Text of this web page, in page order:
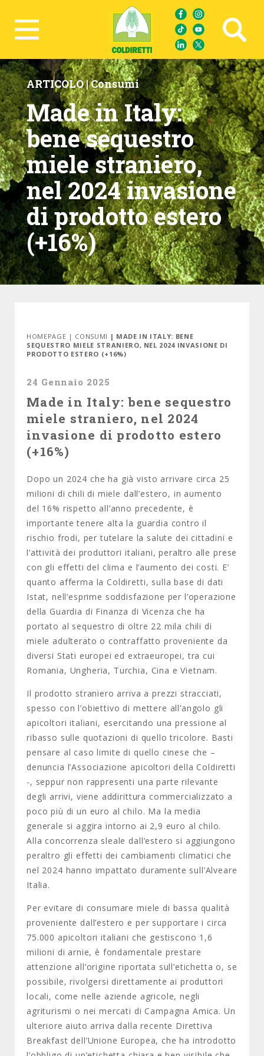
Ricerca avanzata
ARTICOLO |Consumi
Made in Italy:
bene sequestro
miele straniero,
nel 2024 invasione
di prodotto estero
(+16%)
HOMEPAGE | CONSUMI | MADE IN ITALY: BENE
SEQUESTRO MIELE STRANIERO, NEL 2024 INVASIONE DI
PRODOTTO ESTERO (+16%)
24 Gennaio 2025
Made in Italy: bene sequestro
miele straniero, nel 2024
invasione di prodotto estero
(+16%)
Dopo un 2024 che ha già visto arrivare circa 25
milioni di chili di miele dall’estero, in aumento
del 16% rispetto all’anno precedente, è
importante tenere alta la guardia contro il
rischio frodi, per tutelare la salute dei cittadini e
l’attività dei produttori italiani, peraltro alle prese
con gli effetti del clima e l’aumento dei costi. E’
quanto afferma la Coldiretti, sulla base di dati
Istat, nell’esprime soddisfazione per l’operazione
della Guardia di Finanza di Vicenza che ha
portato al sequestro di oltre 22 mila chili di
miele adulterato o contraffatto proveniente da
diversi Stati europei ed extraeuropei, tra cui
Romania, Ungheria, Turchia, Cina e Vietnam.
Il prodotto straniero arriva a prezzi stracciati,
spesso con l’obiettivo di mettere all’angolo gli
apicoltori italiani, esercitando una pressione al
ribasso sulle quotazioni di quello tricolore. Basti
pensare al caso limite di quello cinese che –
denuncia l’Associazione apicoltori della Coldiretti
-, seppur non rappresenti una parte rilevante
degli arrivi, viene addirittura commercializzato a
poco più di un euro al chilo. Ma la media
generale si aggira intorno ai 2,9 euro al chilo.
Alla concorrenza sleale dall’estero si aggiungono
peraltro gli effetti dei cambiamenti climatici che
nel 2024 hanno impattato duramente sull’Alveare
Italia.
Per evitare di consumare miele di bassa qualità
proveniente dall’estero e per supportare i circa
75.000 apicoltori italiani che gestiscono 1,6
milioni di arnie, è fondamentale prestare
attenzione all’origine riportata sull’etichetta o, se
possibile, rivolgersi direttamente ai produttori
locali, come nelle aziende agricole, negli
agriturismi o nei mercati di Campagna Amica. Un
ulteriore aiuto arriva dalla recente Direttiva
Breakfast dell’Unione Europea, che ha introdotto